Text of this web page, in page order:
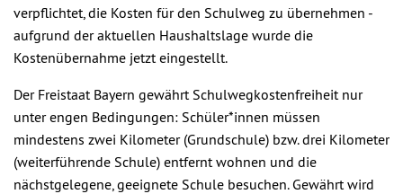
verpflichtet, die Kosten für den Schulweg zu übernehmen -
aufgrund der aktuellen Haushaltslage wurde die
Kostenübernahme jetzt eingestellt.
Der Freistaat Bayern gewährt Schulwegkostenfreiheit nur
unter engen Bedingungen: Schüler*innen müssen
mindestens zwei Kilometer (Grundschule) bzw. drei Kilometer
(weiterführende Schule) entfernt wohnen und die
nächstgelegene, geeignete Schule besuchen. Gewährt wird